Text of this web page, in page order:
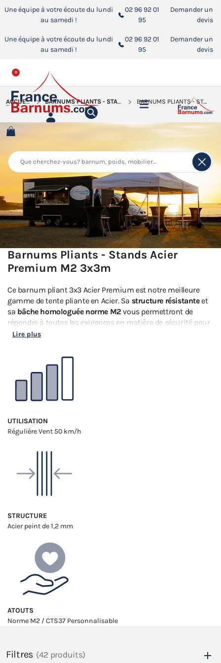
Une équipe à votre écoute du lundi
au samedi !
02 96 92 01
95
Demander un
devis
Une équipe à votre écoute du lundi
au samedi !
02 96 92 01
95
Demander un
devis
0
ACCUEIL BARNUMS PLIANTS - STANDS ACIER PREMIUM M2 BARNUMS PLIANTS - STANDS ACIER PREMIUM M2 3X3M
Barnums Pliants - Stands Acier
Premium M2 3x3m
Ce barnum pliant 3x3 Acier Premium est notre meilleure
gamme de tente pliante en Acier. Sa structure résistanteet
sa bâche homologuée norme M2 vous permettront de
répondre à toutes les exigences en matière de sécurité pour
votre activité professionnelle ou dans votre vie associative.
Lire plus
UTILISATION
RégulièreVent 50 km/h
STRUCTURE
Acier peintde 1,2 mm
ATOUTS
Norme M2 / CTS37 Personnalisable
Filtres (42 produits)